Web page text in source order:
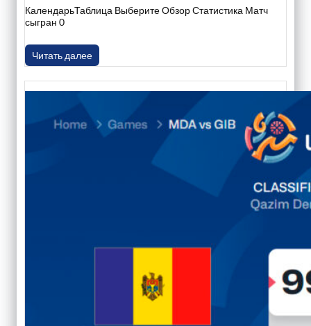
КалендарьТаблица Выберите Обзор Статистика Матч
сыгран 0
Читать далее